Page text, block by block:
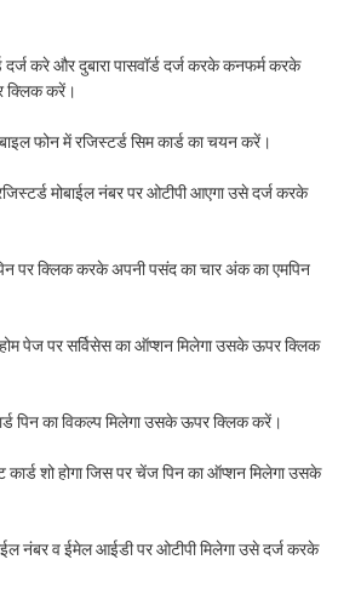
दर्ज करे और दुबारा पासवॉर्ड दर्ज करके कनफर्म करके
क्लिक करें।
फोन में रजिस्टर्ड सिम कार्ड का चयन करें।
मोबाईल नंबर पर ओटीपी आएगा उसे दर्ज करके
पर क्लिक करके अपनी पसंद का चार अंक का एमपिन
पेज पर सर्विसेस का ऑप्शन मिलेगा उसके ऊपर क्लिक
पिन का विकल्प मिलेगा उसके ऊपर क्लिक करें।
शो होगा जिस पर चेंज पिन का ऑप्शन मिलेगा उसके
नंबर व ईमेल आईडी पर ओटीपी मिलेगा उसे दर्ज करके